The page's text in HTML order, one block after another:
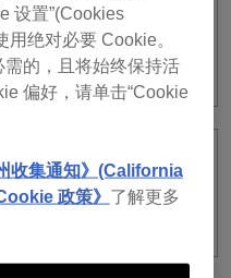
faq/onelibrary-7/#faq-89442
ver. 7导出
上可以浏览
设置”(Cookies
绝对必要 Cookie。
的，且将始终保持活
偏好，请单击“Cookie
收集通知》(California
政策》 了解更多